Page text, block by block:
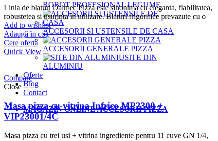
ROBOT PROFESIONAL LEGUME
ACCESORII SI USTENSILE DE CASA
ACCESORII GENERALE PIZZA
SITE DIN
ALUMINIU
Oferte
Blog
Contact
MAGAZIN ONLINE ACCESORII PIZZA
Linia de blaturi Dalmec Pizza este sinonima cu eleganta, fiabilitatea,
robustetea si usurinta în utilizare. Blaturi frigorifice prevazute cu o
Add to wishlist
Adaugă în coș
Cere oferta
Quick View
Compare
Close
Masa pizza cu vitrina Infrico MP2300 +
VIP23001/4C
Masa pizza cu trei usi + vitrina ingrediente pentru 11 cuve GN 1/4,